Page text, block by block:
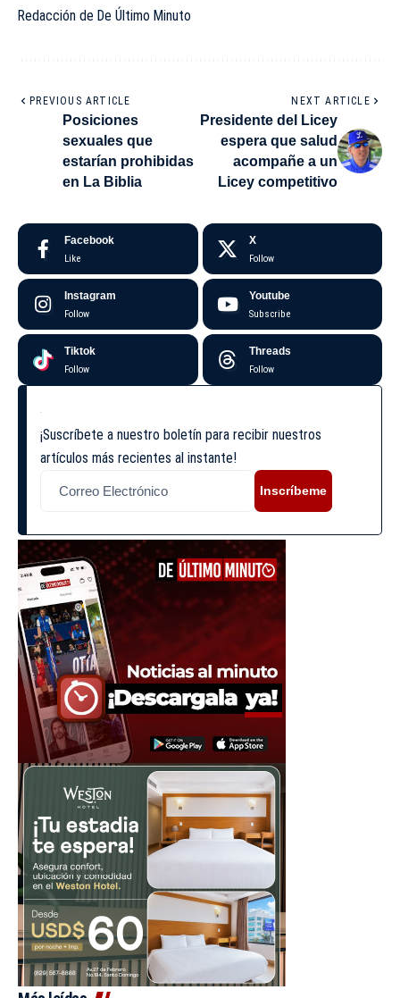
Redacción de De Último Minuto
PREVIOUS ARTICLE
Posiciones
sexuales que
estarían prohibidas
en La Biblia
NEXT ARTICLE
Presidente del Licey
espera que salud
acompañe a un
Licey competitivo
Facebook
Like
X
Follow
Instagram
Follow
Youtube
Subscribe
Tiktok
Follow
Threads
Follow
¡Suscríbete a nuestro boletín para recibir nuestros
artículos más recientes al instante!
Inscríbeme